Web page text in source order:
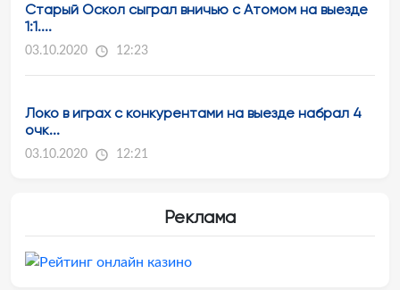
Старый Оскол сыграл вничью с Атомом на выезде
1:1....
03.10.2020 12:23
Локо в играх с конкурентами на выезде набрал 4
очк...
03.10.2020 12:21
Реклама